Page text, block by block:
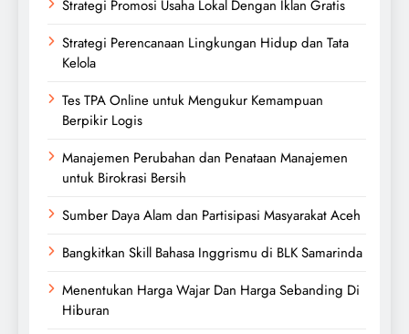
Strategi Promosi Usaha Lokal Dengan Iklan Gratis
Strategi Perencanaan Lingkungan Hidup dan Tata
Kelola
Tes TPA Online untuk Mengukur Kemampuan
Berpikir Logis
Manajemen Perubahan dan Penataan Manajemen
untuk Birokrasi Bersih
Sumber Daya Alam dan Partisipasi Masyarakat Aceh
Bangkitkan Skill Bahasa Inggrismu di BLK Samarinda
Menentukan Harga Wajar Dan Harga Sebanding Di
Hiburan